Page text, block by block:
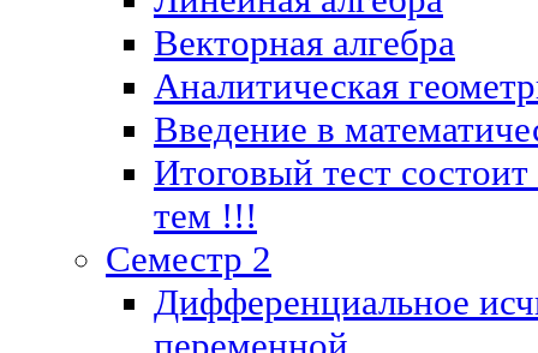
Векторная алгебра
Аналитическая
Введение в
Итоговый тест
тем !!!
Семестр 2
Дифференциальное